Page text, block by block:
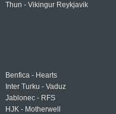
Thun - Vikingur Reykjavik
Benfica - Hearts
Inter Turku - Vaduz
Jablonec - RFS
HJK - Motherwell